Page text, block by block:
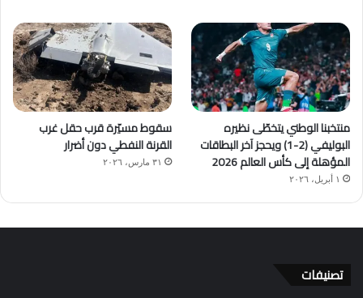
منتخبنا الوطني يتخطّى نظيره
البوليفي (2-1) ويحجز آخر البطاقات
المؤهلة إلى كأس العالم 2026
١ أبريل، ٢٠٢٦
سقوط مسيّرة قرب حقل غرب
القرنة النفطي دون أضرار
٣١ مارس، ٢٠٢٦
تصنيفات